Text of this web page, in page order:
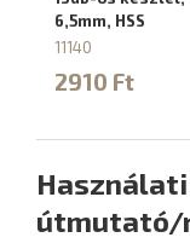
6,5mm, HSS
11140
2910 Ft
Használati
útmutató/